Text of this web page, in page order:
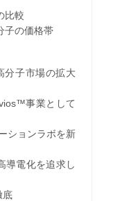
較
の価格帯
子市場の拡大
事業として
ョンラボを新
電化を追求し
底